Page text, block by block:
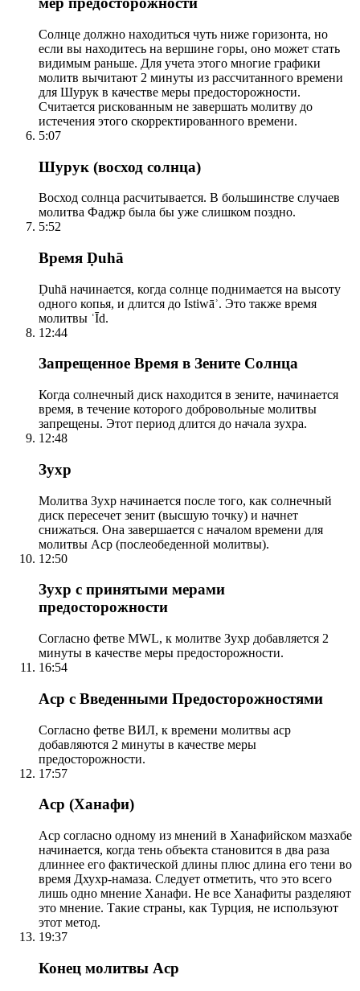
Солнце должно находиться чуть ниже горизонта, но
если вы находитесь на вершине горы, оно может стать
видимым раньше. Для учета этого многие графики
молитв вычитают 2 минуты из рассчитанного времени
для Шурук в качестве меры предосторожности.
Считается рискованным не завершать молитву до
истечения этого скорректированного времени.
5:07
Шурук (восход солнца)
Восход солнца расчитывается. В большинстве случаев
молитва Фаджр была бы уже слишком поздно.
5:52
Время Ḍuhā
Ḍuhā начинается, когда солнце поднимается на высоту
одного копья, и длится до Istiwāʾ. Это также время
молитвы ʿĪd.
12:44
Запрещенное Время в Зените Солнца
Когда солнечный диск находится в зените, начинается
время, в течение которого добровольные молитвы
запрещены. Этот период длится до начала зухра.
12:48
Зухр
Молитва Зухр начинается после того, как солнечный
диск пересечет зенит (высшую точку) и начнет
снижаться. Она завершается с началом времени для
молитвы Аср (послеобеденной молитвы).
12:50
Зухр с принятыми мерами
предосторожности
Согласно фетве MWL, к молитве Зухр добавляется 2
минуты в качестве меры предосторожности.
16:54
Аср с Введенными Предосторожностями
Согласно фетве ВИЛ, к времени молитвы аср
добавляются 2 минуты в качестве меры
предосторожности.
17:57
Аср (Ханафи)
Аср согласно одному из мнений в Ханафийском мазхабе
начинается, когда тень объекта становится в два раза
длиннее его фактической длины плюс длина его тени во
время Дхухр-намаза. Следует отметить, что это всего
лишь одно мнение Ханафи. Не все Ханафиты разделяют
это мнение. Такие страны, как Турция, не используют
этот метод.
19:37
Конец молитвы Аср